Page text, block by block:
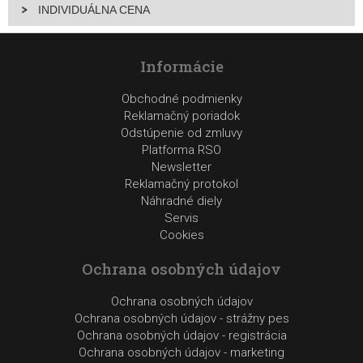
INDIVIDUÁLNA CENA
Informácie
Obchodné podmienky
Reklamačný poriadok
Odstúpenie od zmluvy
Platforma RSO
Newsletter
Reklamačný protokol
Náhradné diely
Servis
Cookies
Ochrana osobných údajov
Ochrana osobných údajov
Ochrana osobných údajov - strážny pes
Ochrana osobných údajov - registrácia
Ochrana osobných údajov - marketing